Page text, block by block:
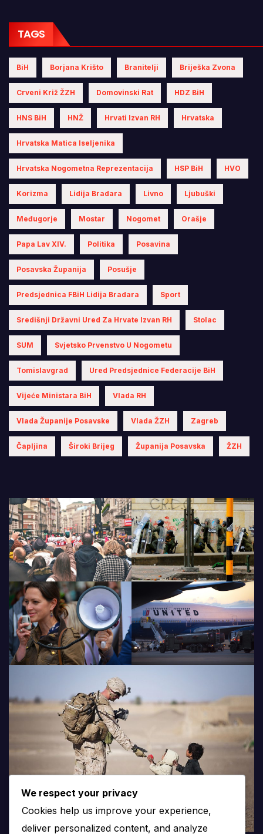
TAGS
BiH Borjana Krišto Branitelji Briješka Zvona
Crveni Križ ŽZH Domovinski Rat HDZ BiH
HNS BiH HNŽ Hrvati Izvan RH Hrvatska
Hrvatska Matica Iseljenika
Hrvatska Nogometna Reprezentacija HSP BiH HVO
Korizma Lidija Bradara Livno Ljubuški
Međugorje Mostar Nogomet Orašje
Papa Lav XIV. Politika Posavina
Posavska Županija Posušje
Predsjednica FBiH Lidija Bradara Sport
Središnji Državni Ured Za Hrvate Izvan RH Stolac
SUM Svjetsko Prvenstvo U Nogometu
Tomislavgrad Ured Predsjednice Federacije BiH
Vijeće Ministara BiH Vlada RH
Vlada Županije Posavske Vlada ŽZH Zagreb
Čapljina Široki Brijeg Županija Posavska ŽZH
We respect your privacy
Cookies help us improve your experience,
deliver personalized content, and analyze